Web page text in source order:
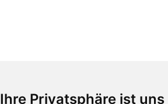
Ihre Privatsphäre ist uns